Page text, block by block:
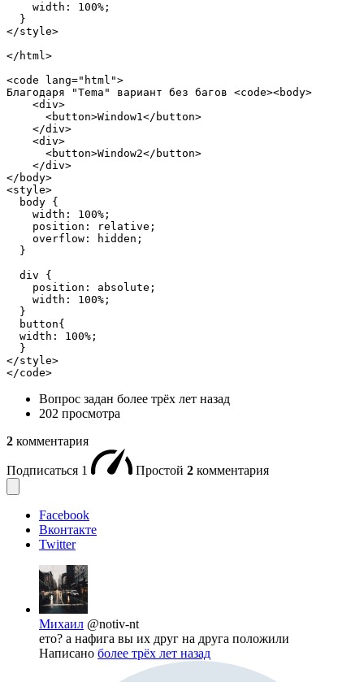
    width: 100%;
  }
</style>
</html>
<code lang="html">
Благодаря "Tema" вариант без багов <code><body>
    <div>
      <button>Window1</button>
    </div>
    <div>
      <button>Window2</button>
    </div>
</body>
<style>
  body {
    width: 100%;
    position: relative;
    overflow: hidden;
  }
  div {
    position: absolute;
    width: 100%;
  }
  button{
  width: 100%;
  }
</style>
</code>
Вопрос задан более трёх лет назад
202 просмотра
2 комментария
Подписаться 1 Простой 2 комментария
Facebook
Вконтакте
Twitter
Михаил @notiv-nt
ето? а нафига вы их друг на друга положили
Написано более трёх лет назад